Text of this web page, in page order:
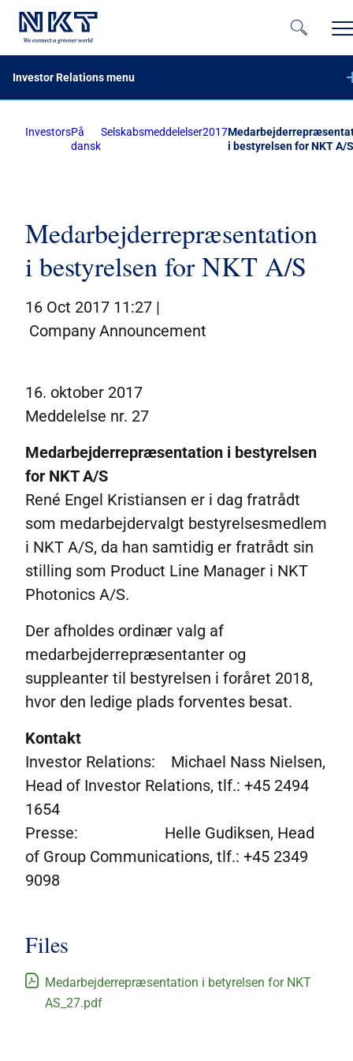
Investor Relations menu
Financial reports
Generalforsamling
Selskabsmeddelelser
Udvidelse af kapitalgrundlag med fortegningsret – November 2020
Abonner
Spaltning af NKT A/S
InvestorsPå
dansk
Selskabsmeddelelser2017
i bestyrelsen for NKT A/S
Medarbejderrepræsentation
i bestyrelsen for NKT A/S
16 Oct 2017 11:27 |
Company Announcement
16. oktober 2017
Meddelelse nr. 27
Medarbejderrepræsentation i bestyrelsen
for NKT A/S
René Engel Kristiansen er i dag fratrådt
som medarbejdervalgt bestyrelsesmedlem
i NKT A/S, da han samtidig er fratrådt sin
stilling som Product Line Manager i NKT
Photonics A/S.
Der afholdes ordinær valg af
medarbejderrepræsentanter og
suppleanter til bestyrelsen i foråret 2018,
hvor den ledige plads forventes besat.
Kontakt
Investor Relations: Michael Nass Nielsen,
Head of Investor Relations, tlf.: +45 2494
1654
Presse:
Helle Gudiksen, Head
of Group Communications, tlf.: +45 2349
9098
Files
Medarbejderrepræsentation i betyrelsen for NKT
AS_27.pdf